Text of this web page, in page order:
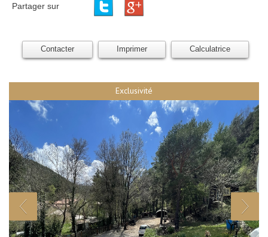
Partager sur
Contacter Imprimer Calculatrice
Exclusivité